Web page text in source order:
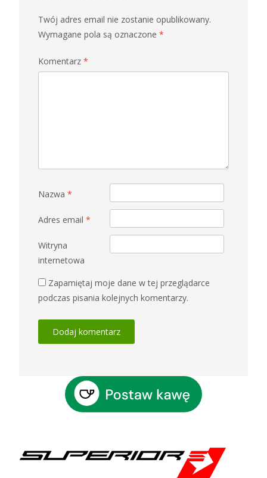
Twój adres email nie zostanie opublikowany.
Wymagane pola są oznaczone *
Komentarz *
Nazwa *
Adres email *
Witryna
internetowa
Zapamiętaj moje dane w tej przeglądarce
podczas pisania kolejnych komentarzy.